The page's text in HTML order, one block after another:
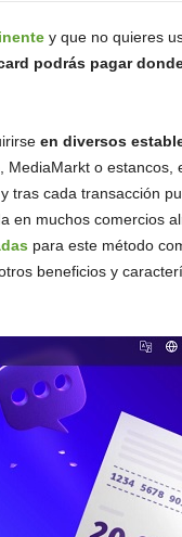
y que no quieres
podrás pagar
en diversos
o estancos,
tras cada transacción
en muchos comercios
para este método
beneficios y